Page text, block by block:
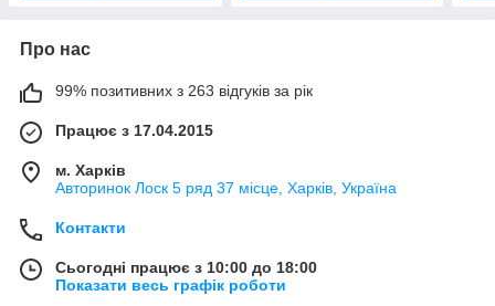
Про нас
99% позитивних з 263 відгуків за рік
Працює з 17.04.2015
м. Харків
Авторинок Лоск 5 ряд 37 місце, Харків, Україна
Контакти
Сьогодні працює з 10:00 до 18:00
Показати весь графік роботи